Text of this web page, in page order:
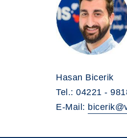
Hasan Bicerik
Tel.: 04221 -
E-Mail: